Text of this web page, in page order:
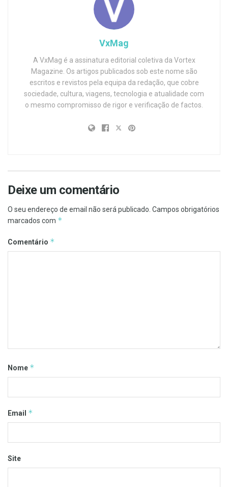
VxMag
A VxMag é a assinatura editorial coletiva da Vortex
Magazine. Os artigos publicados sob este nome são
escritos e revistos pela equipa da redação, que cobre
sociedade, cultura, viagens, tecnologia e atualidade com
o mesmo compromisso de rigor e verificação de factos.
Deixe um comentário
O seu endereço de email não será publicado. Campos obrigatórios
marcados com *
Comentário *
Nome *
Email *
Site